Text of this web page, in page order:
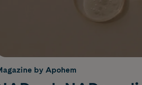
by Apohem